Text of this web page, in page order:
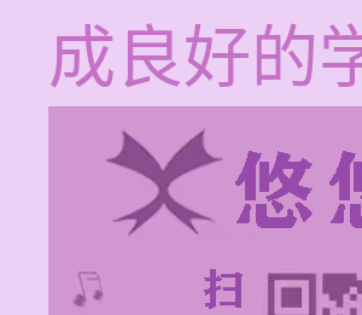
成良好的